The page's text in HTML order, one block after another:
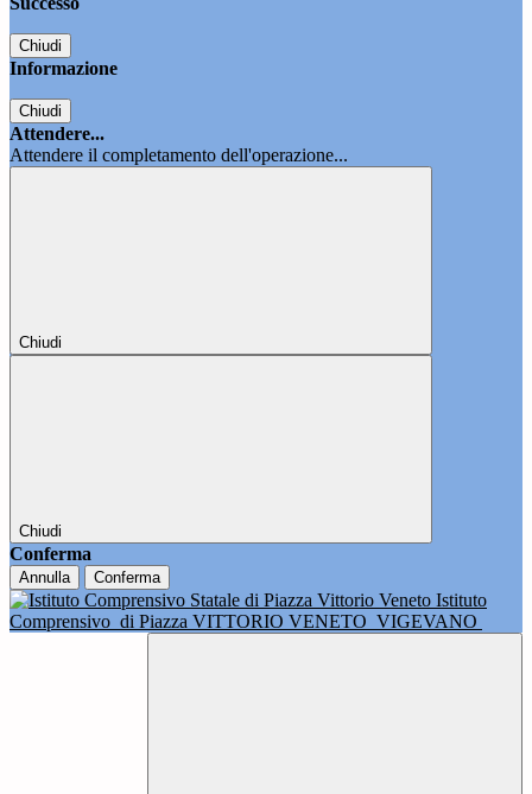
Chiudi
Informazione
Chiudi
Attendere...
Attendere il completamento dell'operazione...
Chiudi
Chiudi
Conferma
Annulla Conferma
Istituto
Comprensivo di Piazza VITTORIO VENETO VIGEVANO